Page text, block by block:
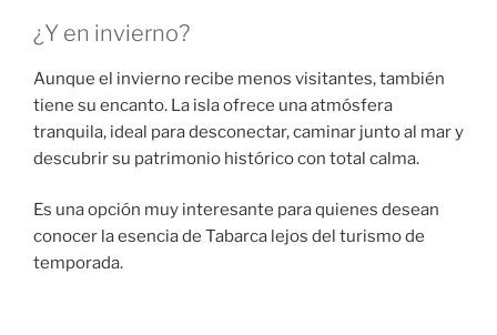
¿Y en invierno?
Aunque el invierno recibe menos visitantes, también
tiene su encanto. La isla ofrece una atmósfera
tranquila, ideal para desconectar, caminar junto al mar y
descubrir su patrimonio histórico con total calma.
Es una opción muy interesante para quienes desean
conocer la esencia de Tabarca lejos del turismo de
temporada.